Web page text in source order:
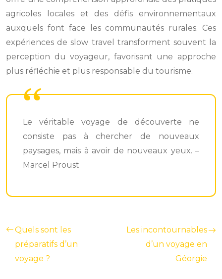
agricoles locales et des défis environnementaux
auxquels font face les communautés rurales. Ces
expériences de slow travel transforment souvent la
perception du voyageur, favorisant une approche
plus réfléchie et plus responsable du tourisme.
Le véritable voyage de découverte ne
consiste pas à chercher de nouveaux
paysages, mais à avoir de nouveaux yeux. –
Marcel Proust
Quels sont les
préparatifs d’un
voyage ?
Les incontournables
d’un voyage en
Géorgie